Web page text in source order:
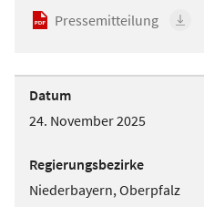
Pressemitteilung
Datum
24. November 2025
Regierungsbezirke
Niederbayern, Oberpfalz